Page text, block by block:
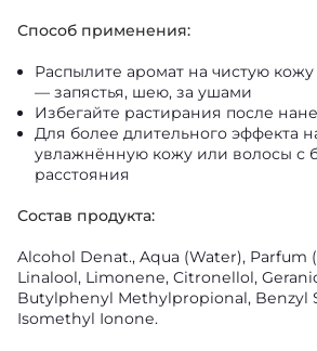
Способ применения:
Распылите аромат на чистую
— запястья, шею, за ушами
Избегайте растирания после
Для более длительного эффекта
увлажнённую кожу или волосы с
расстояния
Состав продукта:
Alcohol Denat., Aqua (Water), Parfum
Linalool, Limonene, Citronellol,
Butylphenyl Methylpropional, Benzyl
Isomethyl Ionone.